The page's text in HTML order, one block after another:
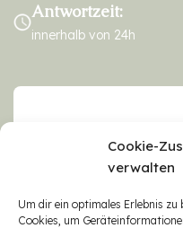
Cookie-
verwalten
Um dir ein optimales Erlebnis zu
Cookies, um
Antwortzeit:
innerhalb von 24h